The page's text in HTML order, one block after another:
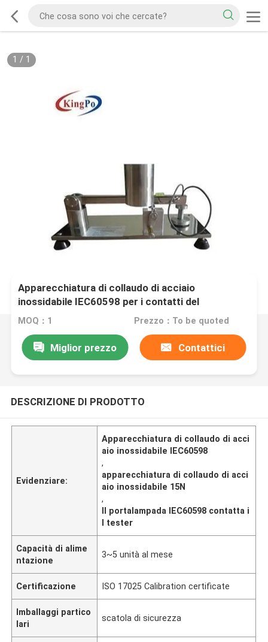
1 / 1
Apparecchiatura di collaudo di acciaio
inossidabile IEC60598 per i contatti del
portalampada
MOQ：1 Prezzo：To be quoted
Miglior prezzo Contattici
DESCRIZIONE DI PRODOTTO
Evidenziare:
Apparecchiatura di collaudo di acci
aio inossidabile IEC60598
,
apparecchiatura di collaudo di acci
aio inossidabile 15N
,
Il portalampada IEC60598 contatta i
l tester
Capacità di alime
ntazione
3~5 unità al mese
Certificazione ISO 17025 Calibration certificate
Imballaggi partico
lari
scatola di sicurezza